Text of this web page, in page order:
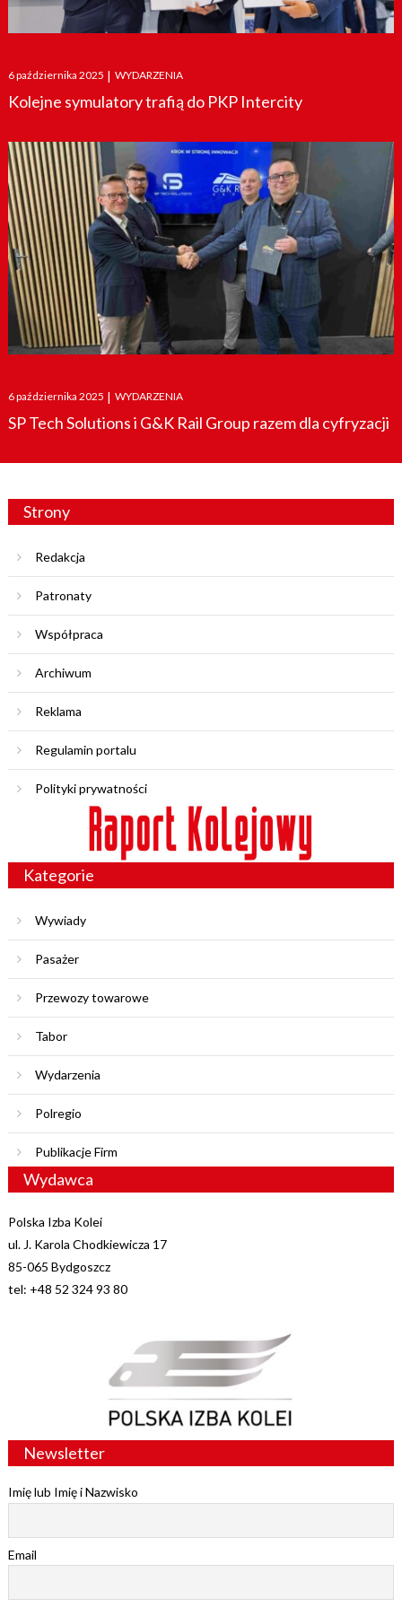
Posted
on
6 października 2025 | WYDARZENIA
Kolejne symulatory trafią do PKP Intercity
Posted
on
6 października 2025 | WYDARZENIA
SP Tech Solutions i G&K Rail Group razem dla cyfryzacji
Strony
Redakcja
Patronaty
Współpraca
Archiwum
Reklama
Regulamin portalu
Polityki prywatności
Kategorie
Wywiady
Pasażer
Przewozy towarowe
Tabor
Wydarzenia
Polregio
Publikacje Firm
Wydawca
Polska Izba Kolei
ul. J. Karola Chodkiewicza 17
85-065 Bydgoszcz
tel: +48 52 324 93 80
Newsletter
Imię lub Imię i Nazwisko
Email